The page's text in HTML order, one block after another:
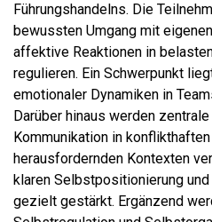
Führungshandelns. Die
bewussten Umgang mit
affektive Reaktionen in
regulieren. Ein Schwerpunkt
emotionaler Dynamiken in
Darüber hinaus werden
Kommunikation in
herausfordernden Kontexten
klaren Selbstpositionierung
gezielt gestärkt. Ergänzend